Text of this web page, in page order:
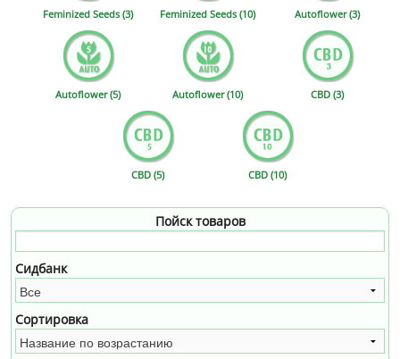
Feminized Seeds (3) Feminized Seeds (10) Autoflower (3)
Autoflower (5) Autoflower (10) CBD (3)
CBD (5) CBD (10)
Пойск товаров
Сидбанк
Сортировка